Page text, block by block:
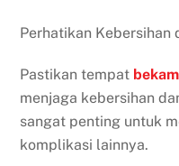
Perhatikan Kebersihan
Pastikan tempat
menjaga kebersihan
sangat penting untuk
komplikasi lainnya.